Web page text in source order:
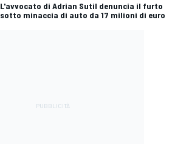
L'avvocato di Adrian Sutil denuncia il furto
sotto minaccia di auto da 17 milioni di euro